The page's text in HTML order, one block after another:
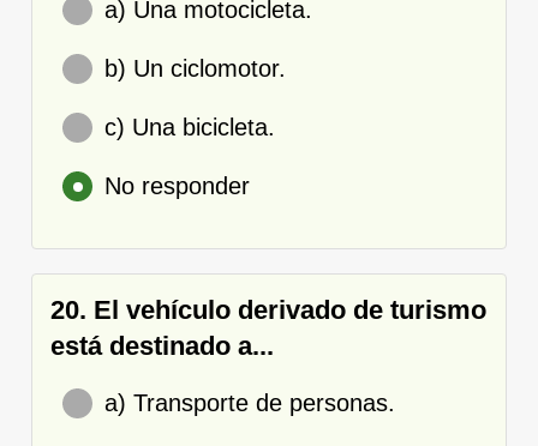
a) Una motocicleta.
b) Un ciclomotor.
c) Una bicicleta.
No responder
20. El vehículo derivado de turismo
está destinado a...
a) Transporte de personas.